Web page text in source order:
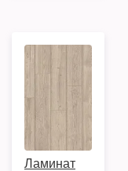
Ламинат